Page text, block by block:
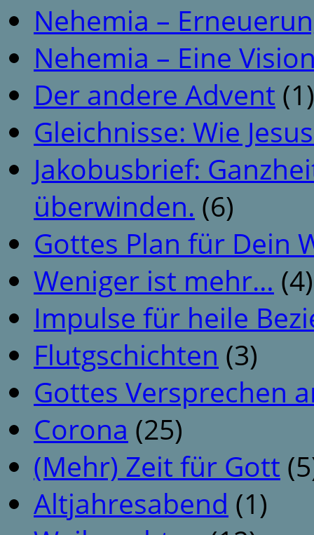
Nehemia –
Nehemia – Eine
Der andere Advent (1)
Gleichnisse: Wie
Jakobusbrief:
überwinden. (6)
Gottes Plan für Dein
Weniger ist mehr… (4)
Impulse für heile
Flutgschichten (3)
Gottes Versprechen
Corona (25)
(Mehr) Zeit für Gott
Altjahresabend (1)